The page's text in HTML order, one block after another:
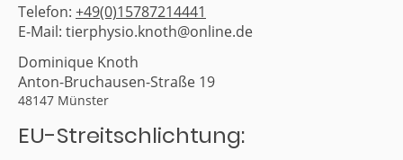
Telefon: +49(0)15787214441
E-Mail: tierphysio.knoth@online.de
Dominique Knoth
Anton-Bruchausen-Straße 19
48147 Münster
EU-Streitschlichtung: